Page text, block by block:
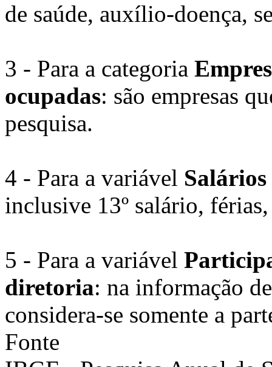
de saúde, auxílio-doença,
3 - Para a categoria
ocupadas: são empresas
pesquisa.
4 - Para a variável
inclusive 13º salário,
5 - Para a variável
diretoria: na informação
considera-se somente a
Fonte